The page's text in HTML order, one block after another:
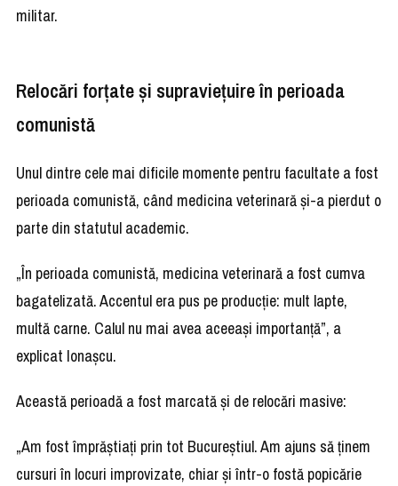
militar.
Relocări forțate și supraviețuire în perioada
comunistă
Unul dintre cele mai dificile momente pentru facultate a fost
perioada comunistă, când medicina veterinară și-a pierdut o
parte din statutul academic.
„În perioada comunistă, medicina veterinară a fost cumva
bagatelizată. Accentul era pus pe producție: mult lapte,
multă carne. Calul nu mai avea aceeași importanță”, a
explicat Ionașcu.
Această perioadă a fost marcată și de relocări masive:
„Am fost împrăștiați prin tot Bucureștiul. Am ajuns să ținem
cursuri în locuri improvizate, chiar și într-o fostă popicărie